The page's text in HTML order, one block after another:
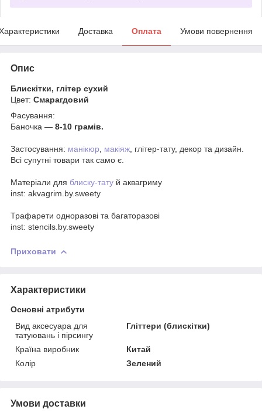
Доставка Оплата Умови повернення
Опис
Блискітки, глітер сухий
Цвет: Смарагдовий
Фасування:
Баночка — 8-10 грамів.
Застосування: манікюр макіяж , глітер-тату, декор та дизайн.
Всі супутні товари так само є.
Матеріали для блиску-тату й аквагриму
inst: akvagrim.by.sweety
Трафарети одноразові та багаторазові
inst: stencils.by.sweety
Приховати
Характеристики
Основні атрибути
Вид аксесуара для
татуювань і пірсингу
Гліттери (блискітки)
Країна виробник
Китай
Колір
Зелений
Умови доставки